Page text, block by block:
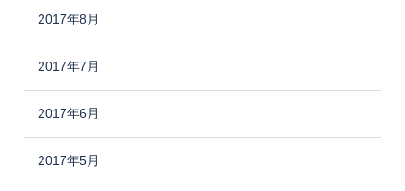
2017年8月
2017年7月
2017年6月
2017年5月